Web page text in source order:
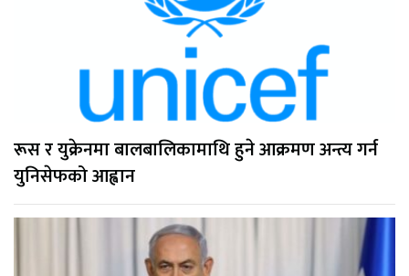
रूस र युक्रेनमा बालबालिकामाथि हुने आक्रमण अन्त्य गर्न
युनिसेफको आह्वान